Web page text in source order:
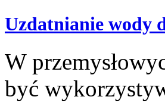
Uzdatnianie wody
W
być